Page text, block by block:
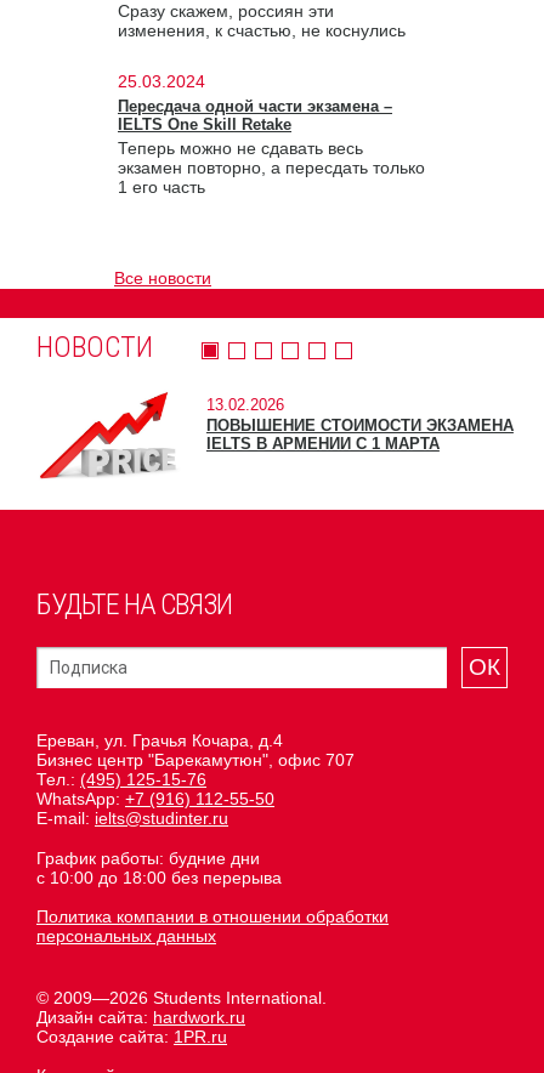
Сразу скажем, россиян эти
изменения, к счастью, не коснулись
25.03.2024
Пересдача одной части экзамена –
IELTS One Skill Retake
Теперь можно не сдавать весь
экзамен повторно, а пересдать только
1 его часть
Все новости
НОВОСТИ
13.02.2026
ПОВЫШЕНИЕ СТОИМОСТИ ЭКЗАМЕНА
IELTS В АРМЕНИИ С 1 МАРТА
БУДЬТЕ НА СВЯЗИ
ОК
Ереван, ул. Грачья Кочара, д.4
Бизнес центр "Барекамутюн", офис 707
Тел.: (495) 125-15-76
WhatsApp: +7 (916) 112-55-50
E-mail: ielts@studinter.ru
График работы: будние дни
с 10:00 до 18:00 без перерыва
Политика компании в отношении обработки
персональных данных
© 2009—2026 Students International.
Дизайн сайта: hardwork.ru
Создание сайта: 1PR.ru